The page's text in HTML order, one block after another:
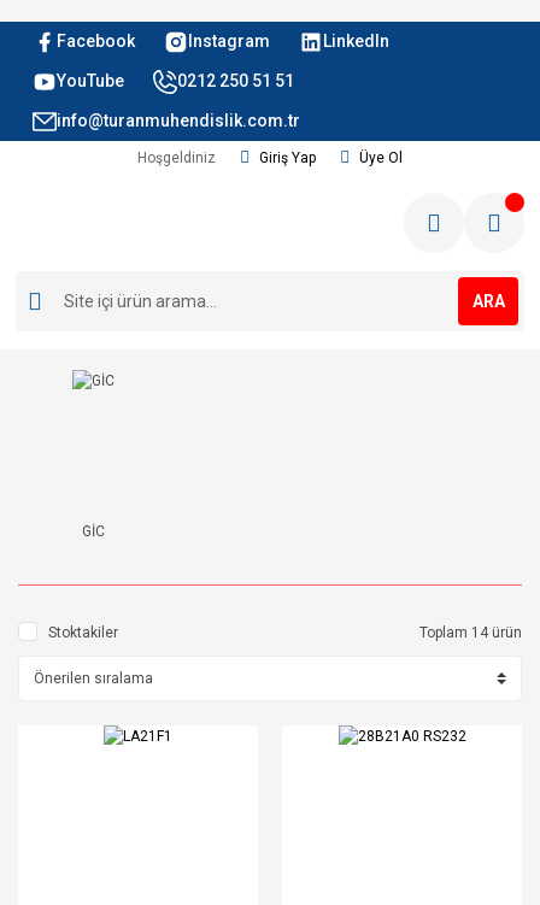
Facebook Instagram LinkedIn
YouTube 0212 250 51 51
info@turanmuhendislik.com.tr
Hoşgeldiniz Giriş Yap Üye Ol
ARA
GİC
Stoktakiler Toplam 14 ürün